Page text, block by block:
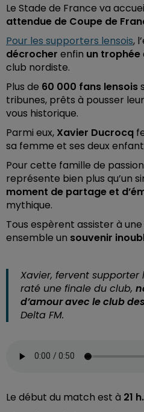
Le Stade de France va
attendue de Coupe de
Pour les supporters lensois,
décrocher enfin un trophée
club nordiste.
Plus de 60 000 fans lensois
tribunes, prêts à pousser
vous historique.
Parmi eux, Xavier Ducrocq
sa femme et ses deux
Pour cette famille de
représente bien plus qu’un
moment de partage et
mythique.
Tous espèrent assister à une
ensemble un souvenir
Xavier, fervent supporter
raté une finale du club,
d’amour avec le club
Delta FM.
Le début du match est à 21 h.